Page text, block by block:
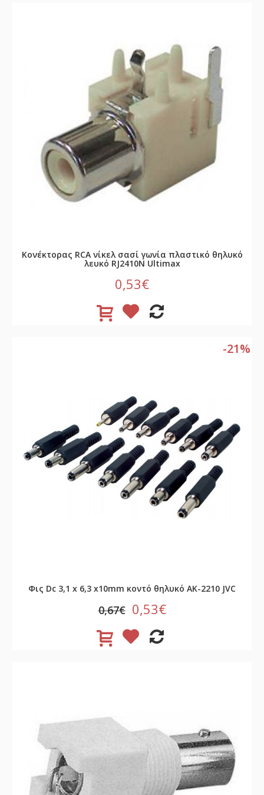
Κονέκτορας RCA νίκελ σασί γωνία πλαστικό θηλυκό
λευκό RJ2410N Ultimax
0,53€
-21%
Φις Dc 3,1 x 6,3 x10mm κοντό θηλυκό AK-2210 JVC
0,67€ 0,53€